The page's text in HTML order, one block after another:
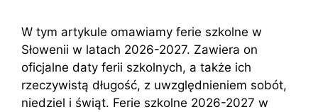
W tym artykule omawiamy ferie szkolne w
Słowenii w latach 2026-2027. Zawiera on
oficjalne daty ferii szkolnych, a także ich
rzeczywistą długość, z uwzględnieniem sobót,
niedziel i świąt. Ferie szkolne 2026-2027 w